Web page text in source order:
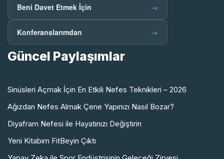
Beni Davet Etmek İçin →
Konferanslarımdan →
Güncel Paylaşımlar
Sinüsleri Açmak İçin En Etkili Nefes Teknikleri – 2026
Ağızdan Nefes Almak Çene Yapınızı Nasıl Bozar?
Diyafram Nefesi ile Hayatınızı Değiştirin
Yeni Kitabım FitBeyin Çıktı